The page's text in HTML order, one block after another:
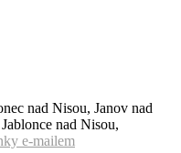
nad Nisou, Janov nad
nad Nisou,
e-mailem